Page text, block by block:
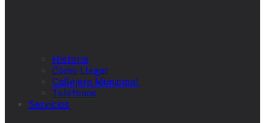
Historia
Cómo Llegar
Callejero Municipal
Teléfonos
Servicios